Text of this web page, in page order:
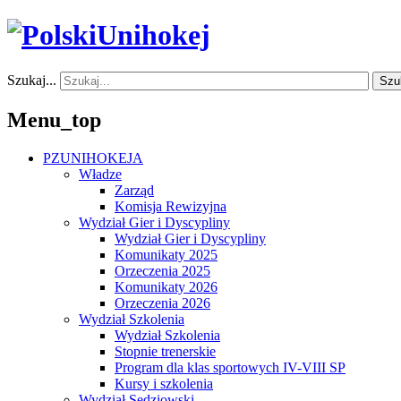
Szukaj...
Menu_top
PZUNIHOKEJA
Władze
Zarząd
Komisja Rewizyjna
Wydział Gier i Dyscypliny
Wydział Gier i Dyscypliny
Komunikaty 2025
Orzeczenia 2025
Komunikaty 2026
Orzeczenia 2026
Wydział Szkolenia
Wydział Szkolenia
Stopnie trenerskie
Program dla klas sportowych IV-VIII SP
Kursy i szkolenia